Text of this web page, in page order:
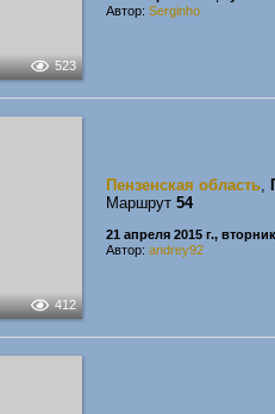
523
Автор: Serginho
412
Пензенская область,
Маршрут 54
21 апреля 2015 г., вторник
Автор: andrey92